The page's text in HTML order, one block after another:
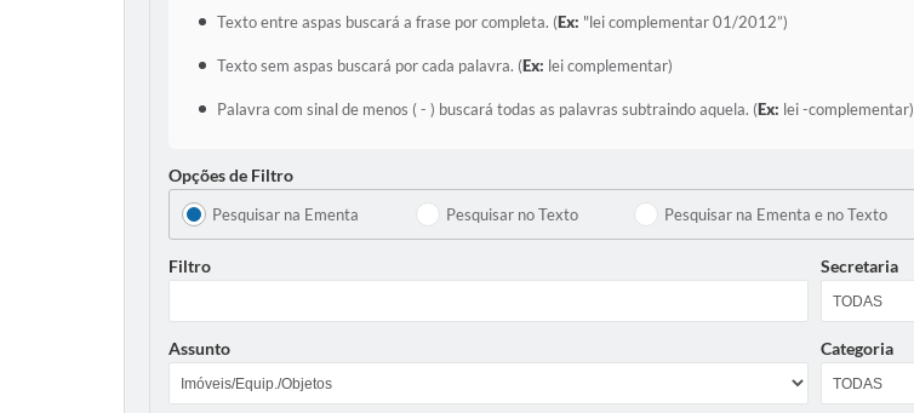
Texto entre aspas buscará a frase por completa. (Ex: "lei complementar 01/2012”)
Texto sem aspas buscará por cada palavra. (Ex: lei complementar)
Palavra com sinal de menos ( - ) buscará todas as palavras subtraindo aquela. (Ex: lei -complementar)
Opções de Filtro
Pesquisar na Ementa Pesquisar no Texto Pesquisar na Ementa e no Texto
Filtro Secretaria
Assunto Categoria